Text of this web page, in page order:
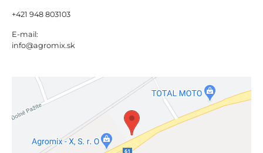
+421 948 803103
E-mail:
info@agromix.sk